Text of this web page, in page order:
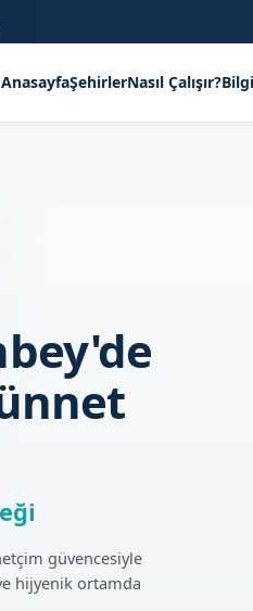
AnasayfaŞehirlerNasıl Çalışır?
güvencesiyle
hijyenik ortamda